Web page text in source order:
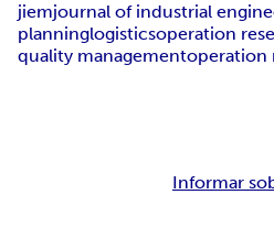
jiemjournal of industrial
planninglogisticsoperation
quality managementoperation
Informar